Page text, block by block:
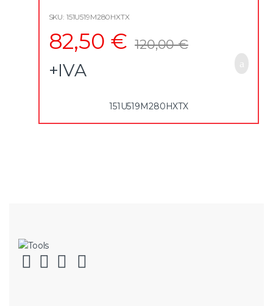
SKU: 151U519M280HXTX
82,50 € 120,00€
+IVA
151U519M280HXTX